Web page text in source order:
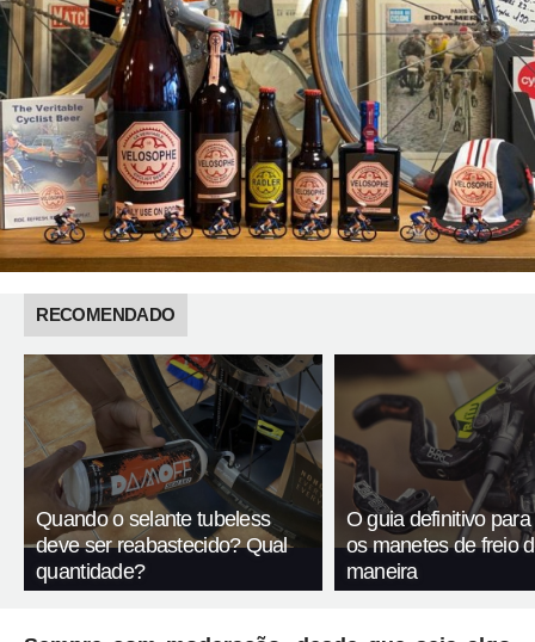
RECOMENDADO
Quando o selante tubeless
deve ser reabastecido? Qual
quantidade?
O guia definitivo
os manetes de freio
maneira